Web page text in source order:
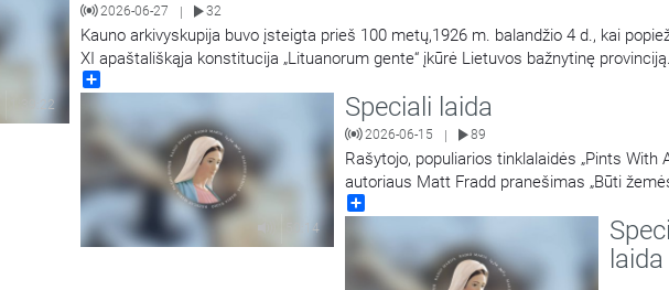
1:39:22
2026-06-27 | 32
Kauno arkivyskupija buvo įsteigta prieš 100 metų,1926 m. balandžio 4 d., kai
XI apaštališkąja konstitucija „Lituanorum gente“ įkūrė Lietuvos bažnytinę
proga laidoje svečiuojasi istorikai: prof. dr. Vaida Kamuntavičienė ir dr. Ričardas
50:14
Speciali laida
2026-06-15 | 89
Rašytojo, populiarios tinklalaidės „Pints With
autoriaus Matt Fradd pranešimas „Būti
šiuolaikiniame pasaulyje“. Įrašas iš Pasaulinio
laida